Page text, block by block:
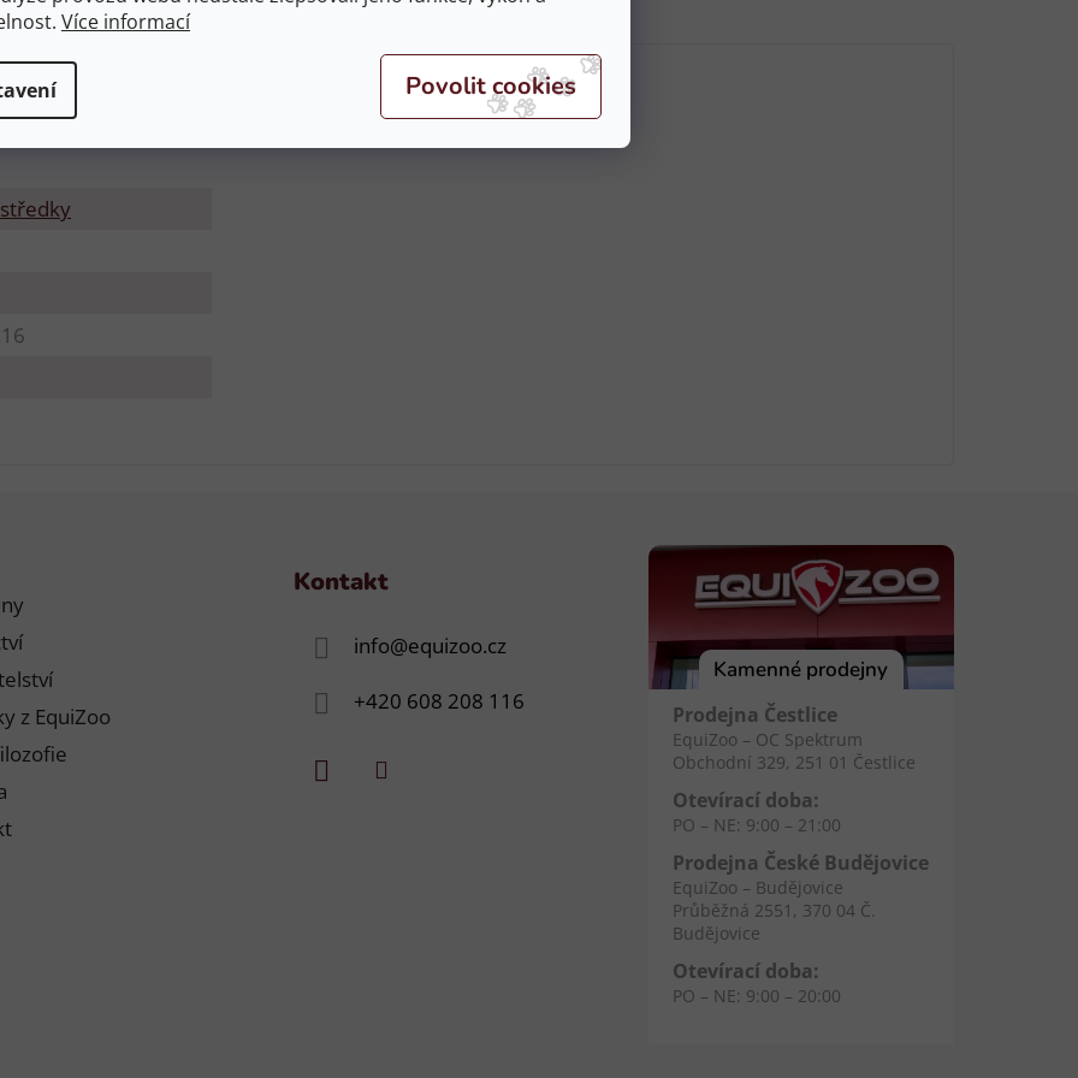
Více informací
z EquiZoo
Kontakt
info@equizoo.cz
+420 608 208 116
Kamenné prodejny
Prodejna Čestlice
EquiZoo – OC Spektrum
Obchodní 329, 251 01 Čestlice
Otevírací doba:
PO – NE: 9:00 – 21:00
Prodejna České Budějovice
EquiZoo – Budějovice
Průběžná 2551, 370 04 Č.
Budějovice
Otevírací doba:
PO – NE: 9:00 – 20:00